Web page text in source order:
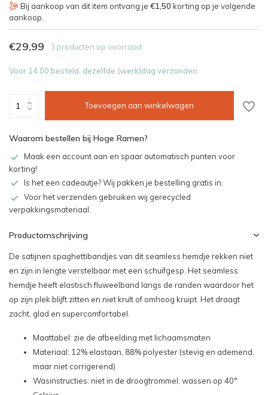
Bij aankoop van dit item ontvang je €1,50 korting op je volgende
aankoop.
€29,99 3 producten op voorraad
Voor 14.00 besteld, dezelfde (werk)dag verzonden.
Toevoegen aan winkelwagen
Waarom bestellen bij Hoge Ramen?
Maak een account aan en spaar automatisch punten voor
korting!
Is het een cadeautje? Wij pakken je bestelling gratis in.
Voor het verzenden gebruiken wij gerecycled
verpakkingsmateriaal.
Productomschrijving
De satijnen spaghettibandjes van dit seamless hemdje rekken niet
en zijn in lengte verstelbaar met een schuifgesp. Het seamless
hemdje heeft elastisch fluweelband langs de randen waardoor het
op zijn plek blijft zitten en niet krult of omhoog kruipt. Het draagt
zacht, glad en supercomfortabel.
Maattabel: zie de afbeelding met lichaamsmaten
Materiaal: 12% elastaan, 88% polyester (stevig en ademend,
maar niet corrigerend)
Wasinstructies: niet in de droogtrommel, wassen op 40°